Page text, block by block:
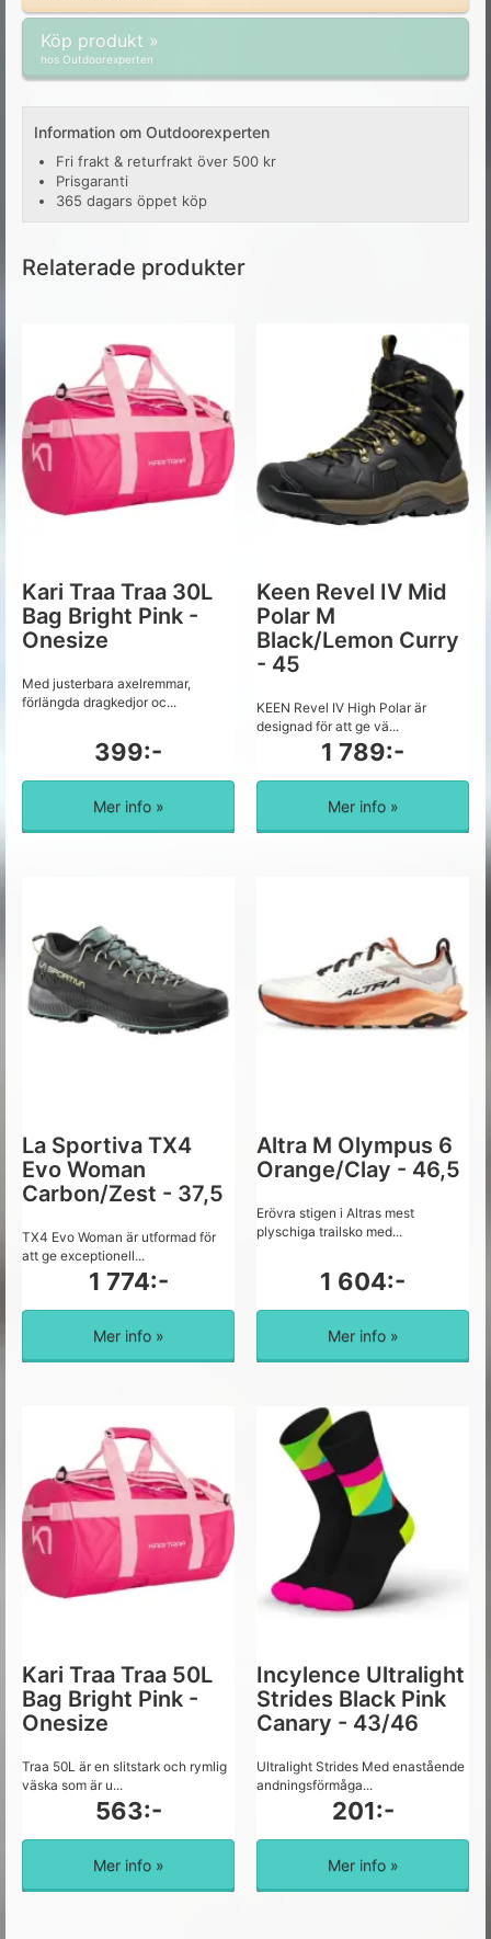
Köp produkt »
hos Outdoorexperten
Information om Outdoorexperten
Fri frakt & returfrakt över 500 kr
Prisgaranti
365 dagars öppet köp
Relaterade produkter
Kari Traa Traa 30L
Bag Bright Pink -
Onesize
Med justerbara axelremmar,
förlängda dragkedjor oc...
399:-
Mer info »
Keen Revel IV Mid
Polar M
Black/Lemon Curry
- 45
KEEN Revel IV High Polar är
designad för att ge vä...
1 789:-
Mer info »
La Sportiva TX4
Evo Woman
Carbon/Zest - 37,5
TX4 Evo Woman är utformad för
att ge exceptionell...
1 774:-
Mer info »
Altra M Olympus 6
Orange/Clay - 46,5
Erövra stigen i Altras mest
plyschiga trailsko med...
1 604:-
Mer info »
Kari Traa Traa 50L
Bag Bright Pink -
Onesize
Traa 50L är en slitstark och rymlig
väska som är u...
563:-
Mer info »
Incylence Ultralight
Strides Black Pink
Canary - 43/46
Ultralight Strides Med enastående
andningsförmåga...
201:-
Mer info »